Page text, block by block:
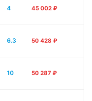
4 45 002 ₽
6.3 50 428 ₽
10 50 287 ₽